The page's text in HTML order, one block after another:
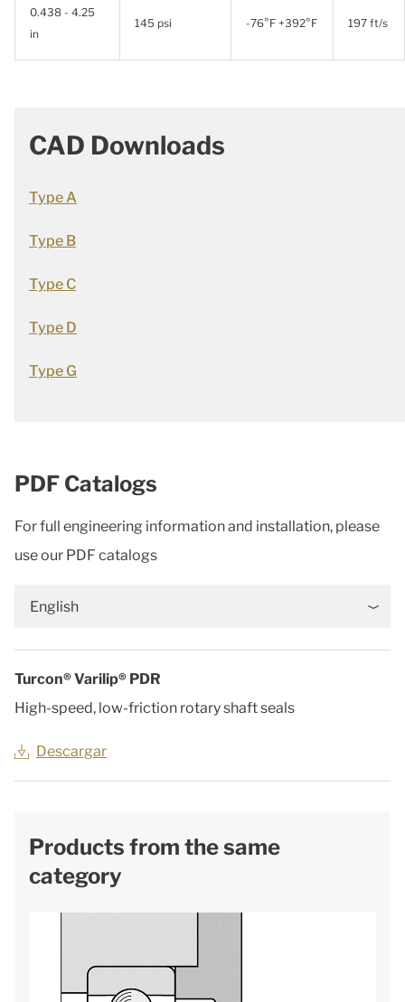
0.438 - 4.25
in
145 psi -76°F +392°F 197 ft/s
CAD Downloads
Type A
Type B
Type C
Type D
Type G
PDF Catalogs
For full engineering information and installation, please
use our PDF catalogs
English
Turcon® Varilip® PDR
High-speed, low-friction rotary shaft seals
Descargar
Products from the same
category